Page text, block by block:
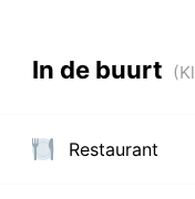
In de buurt
Restaurant